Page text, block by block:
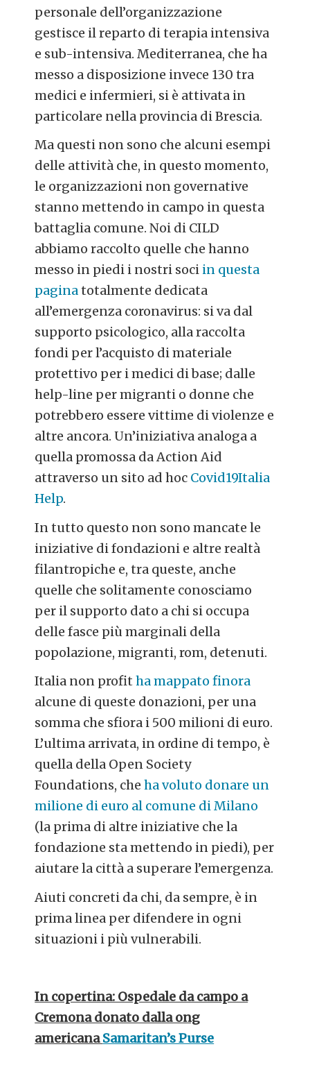
personale dell’organizzazione
gestisce il reparto di terapia intensiva
e sub-intensiva. Mediterranea, che ha
messo a disposizione invece 130 tra
medici e infermieri, si è attivata in
particolare nella provincia di Brescia.
Ma questi non sono che alcuni esempi
delle attività che, in questo momento,
le organizzazioni non governative
stanno mettendo in campo in questa
battaglia comune. Noi di CILD
abbiamo raccolto quelle che hanno
messo in piedi i nostri soci in questa
paginatotalmente dedicata
all’emergenza coronavirus: si va dal
supporto psicologico, alla raccolta
fondi per l’acquisto di materiale
protettivo per i medici di base; dalle
help-line per migranti o donne che
potrebbero essere vittime di violenze e
altre ancora. Un’iniziativa analoga a
quella promossa da Action Aid
attraverso un sito ad hoc Covid19Italia
Help.
In tutto questo non sono mancate le
iniziative di fondazioni e altre realtà
filantropiche e, tra queste, anche
quelle che solitamente conosciamo
per il supporto dato a chi si occupa
delle fasce più marginali della
popolazione, migranti, rom, detenuti.
Italia non profitha mappato finora
alcune di queste donazioni, per una
somma che sfiora i 500 milioni di euro.
L’ultima arrivata, in ordine di tempo, è
quella della Open Society
Foundations, cheha voluto donare un
milione di euro al comune di Milano
(la prima di altre iniziative che la
fondazione sta mettendo in piedi), per
aiutare la città a superare l’emergenza.
Aiuti concreti da chi, da sempre, è in
prima linea per difendere in ogni
situazioni i più vulnerabili.
In copertina: Ospedale da campo a
Cremona donato dalla ong
americanaSamaritan’s Purse